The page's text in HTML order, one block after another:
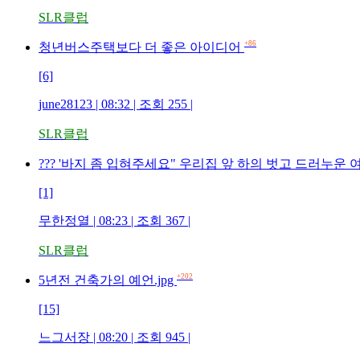
SLR클럽
청년버스주택보다 더 좋은 아이디어 +86
[6]
june28123 | 08:32 | 조회 255 |
SLR클럽
??? '바지 좀 입혀주세요" 우리집 앞 하의 벗고 드러누운
[1]
무한정열 | 08:23 | 조회 367 |
SLR클럽
5년전 건축가의 예언.jpg +202
[15]
느그서장 | 08:20 | 조회 945 |